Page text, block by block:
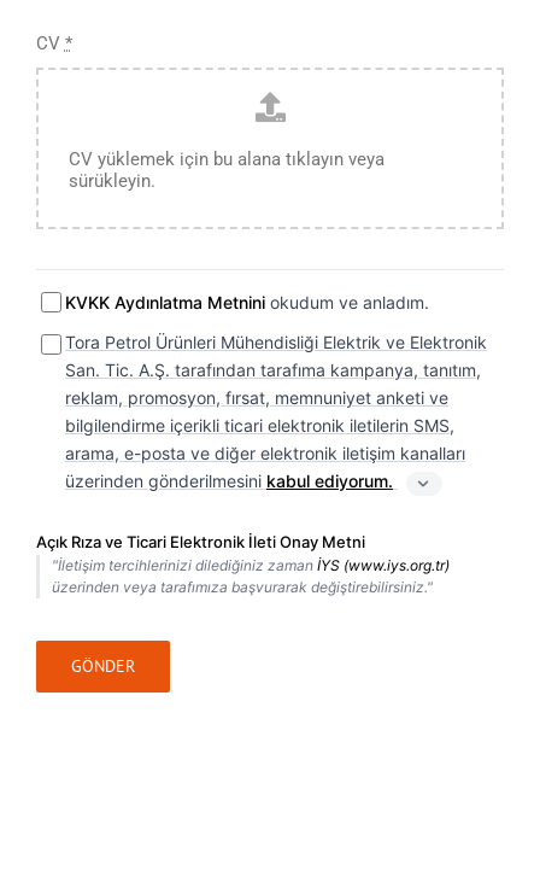
CV *
CV yüklemek için bu alana tıklayın veya
sürükleyin.
KVKK Aydınlatma Metniniokudum ve anladım.
Tora Petrol Ürünleri Mühendisliği Elektrik ve Elektronik
San. Tic. A.Ş. tarafından tarafıma kampanya, tanıtım,
reklam, promosyon, fırsat, memnuniyet anketi ve
bilgilendirme içerikli ticari elektronik iletilerin SMS,
arama, e-posta ve diğer elektronik iletişim kanalları
üzerinden gönderilmesini kabul ediyorum.
Açık Rıza ve Ticari Elektronik İleti Onay Metni
"İletişim tercihlerinizi dilediğiniz zaman İYS (www.iys.org.tr)
üzerinden veya tarafımıza başvurarak değiştirebilirsiniz."
GÖNDER